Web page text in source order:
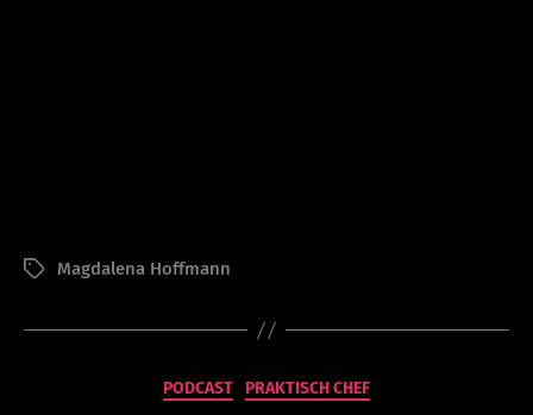
Schlagwörter
Magdalena Hoffmann
Kategorien
PODCAST PRAKTISCH CHEF
is